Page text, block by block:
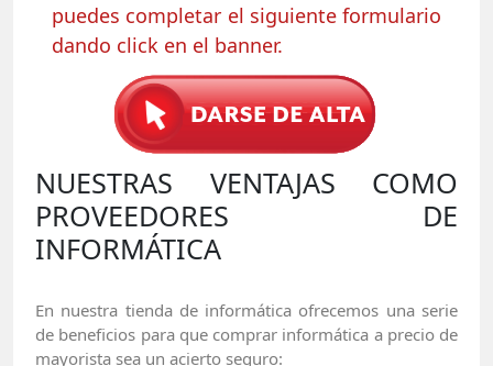
puedes completar el siguiente formulario
dando click en el banner.
NUESTRAS VENTAJAS COMO
PROVEEDORES DE
INFORMÁTICA
En nuestra tienda de informática ofrecemos una serie
de beneficios para que comprar informática a precio de
mayorista sea un acierto seguro: